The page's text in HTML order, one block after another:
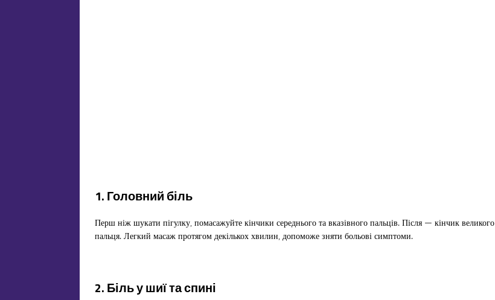
1. Головний біль
Перш ніж шукати пігулку, помасажуйте кінчики середнього та вказівного пальців. Після — кінчик великого
пальця. Легкий масаж протягом декількох хвилин, допоможе зняти больові симптоми.
2. Біль у шиї та спині